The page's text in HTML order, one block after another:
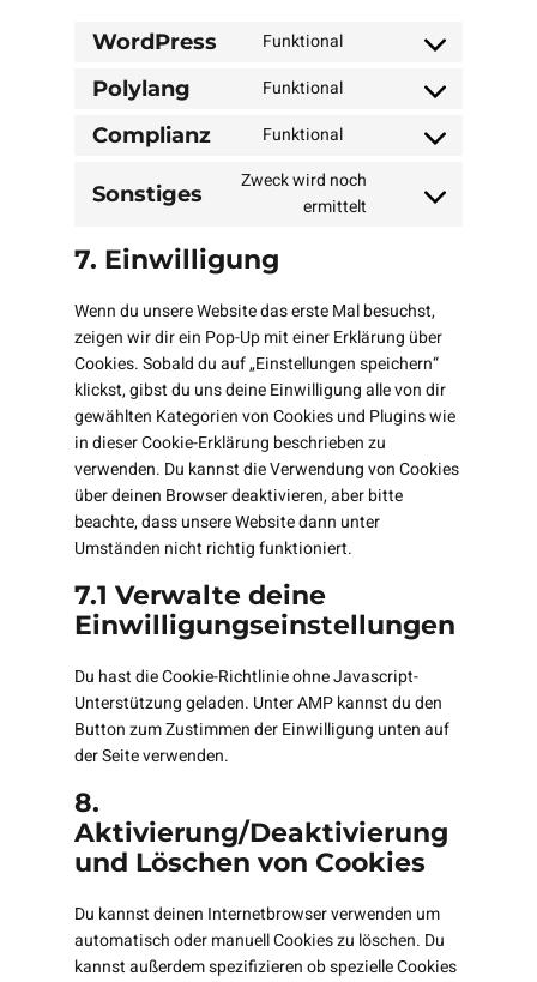
WordPress Funktional
wordpress
Polylang Funktional
polylang
Complianz Funktional
to
service
Sonstiges
Zweck wird noch
ermittelt
Consent
7. Einwilligung
Wenn du unsere Website das erste Mal besuchst,
zeigen wir dir ein Pop-Up mit einer Erklärung über
Cookies. Sobald du auf „Einstellungen speichern“
klickst, gibst du uns deine Einwilligung alle von dir
gewählten Kategorien von Cookies und Plugins wie
in dieser Cookie-Erklärung beschrieben zu
verwenden. Du kannst die Verwendung von Cookies
über deinen Browser deaktivieren, aber bitte
beachte, dass unsere Website dann unter
Umständen nicht richtig funktioniert.
7.1 Verwalte deine
Einwilligungseinstellungen
Du hast die Cookie-Richtlinie ohne Javascript-
Unterstützung geladen. Unter AMP kannst du den
Button zum Zustimmen der Einwilligung unten auf
der Seite verwenden.
8.
Aktivierung/Deaktivierung
und Löschen von Cookies
Du kannst deinen Internetbrowser verwenden um
automatisch oder manuell Cookies zu löschen. Du
kannst außerdem spezifizieren ob spezielle Cookies